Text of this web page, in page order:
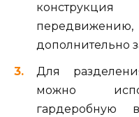
дополнительно
Для
можно
гардеробную